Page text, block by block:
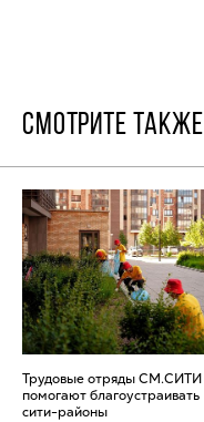
СМОТРИТЕ ТАКЖЕ
Трудовые отряды СМ.СИТИ
помогают благоустраивать
сити-районы